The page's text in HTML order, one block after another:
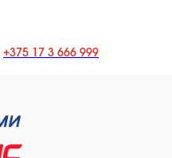
+375 17 3 666 999